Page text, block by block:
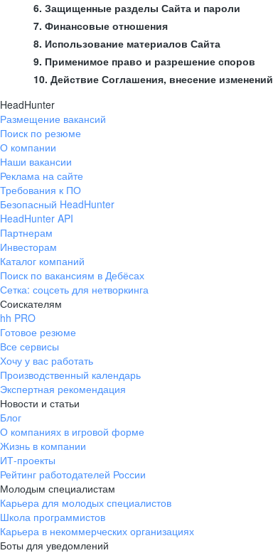
6. Защищенные разделы Сайта и пароли
7. Финансовые отношения
8. Использование материалов Сайта
9. Применимое право и разрешение споров
10. Действие Соглашения, внесение изменений
HeadHunter
Размещение вакансий
Поиск по резюме
О компании
Наши вакансии
Реклама на сайте
Требования к ПО
Безопасный HeadHunter
HeadHunter API
Партнерам
Инвесторам
Каталог компаний
Поиск по вакансиям в Дебёсах
Сетка: соцсеть для нетворкинга
Соискателям
hh PRO
Готовое резюме
Все сервисы
Хочу у вас работать
Производственный календарь
Экспертная рекомендация
Новости и статьи
Блог
О компаниях в игровой форме
Жизнь в компании
ИТ-проекты
Рейтинг работодателей России
Молодым специалистам
Карьера для молодых специалистов
Школа программистов
Карьера в некоммерческих организациях
Боты для уведомлений